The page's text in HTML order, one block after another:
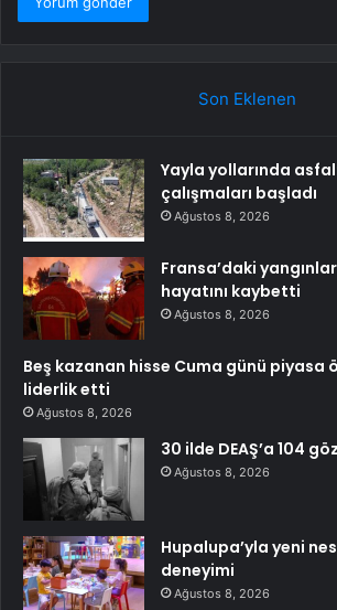
Son Eklenen
Yayla yollarında
çalışmaları başladı
Ağustos 8, 2026
Fransa’daki
hayatını kaybetti
Ağustos 8, 2026
Beş kazanan hisse Cuma günü piyasa
liderlik etti
Ağustos 8, 2026
30 ilde DEAŞ’a 104
Ağustos 8, 2026
Hupalupa’yla yeni
deneyimi
Ağustos 8, 2026